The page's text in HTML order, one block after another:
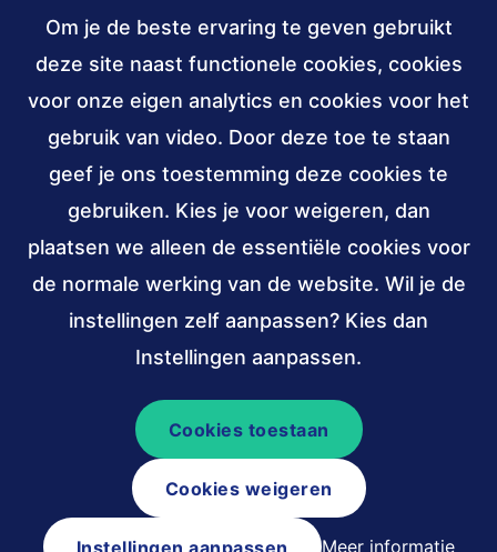
Om je de beste ervaring te geven gebruikt
deze site naast functionele cookies, cookies
voor onze eigen analytics en cookies voor het
gebruik van video. Door deze toe te staan
geef je ons toestemming deze cookies te
gebruiken. Kies je voor weigeren, dan
plaatsen we alleen de essentiële cookies voor
de normale werking van de website. Wil je de
instellingen zelf aanpassen? Kies dan
Instellingen aanpassen.
Cookies toestaan
Cookies weigeren
Instellingen aanpassen Meer informatie
Contact
030 - 239 82 70
info@accessibility.nl (verzendt
email)
Sociale
media
LinkedIn
van
Stichting
Accessibility
van
Stichting
Accessibility
(externe
Verbonden
ANBI,
public
institutions
W3C
membership
© 2026 Stichting Accessibility
Algemene voorwaarden
Colofon
Privacy en cookieverklaring
Sitemap